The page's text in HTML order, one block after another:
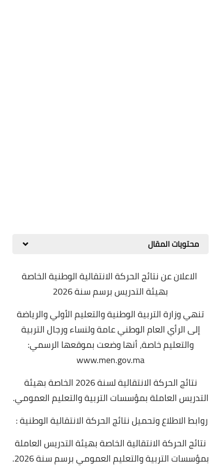
محتويات المقال
الاعلان عن نتائج الحركة الانتقالية الوطنية الخاصة
بهيئة التدريس برسم سنة 2026
تنهي وزارة التربية الوطنية والتعليم الأولي والرياضة
إلى الرأي العام الوطني عامة ولنساء ورجال التربية
والتعليم خاصة، أنها وضعت بموقعها الرسمي:
www.men.gov.ma
نتائج الحركة الانتقالية لسنة 2026 الخاصة بهيئة
التدريس العاملة بمؤسسات التربية والتعليم العمومي.
روابط الاطلاع وتحميل نتائج الحركة الانتقالية الوطنية :
نتائج الحركة الانتقالية الخاصة بهيئة التدريس العاملة
بمؤسسات التربية والتعليم العمومي برسم سنة 2026.